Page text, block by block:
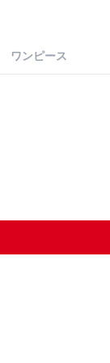
ワンピース